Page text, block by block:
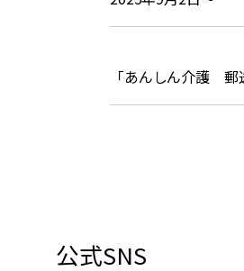
「あんしん介護 郵
公式SNS